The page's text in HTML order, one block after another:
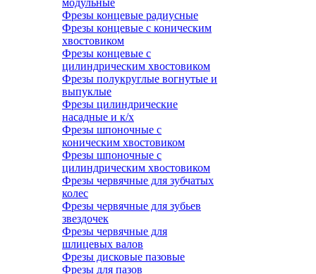
модульные
Фрезы концевые радиусные
Фрезы концевые с коническим
хвостовиком
Фрезы концевые с
цилиндрическим хвостовиком
Фрезы полукруглые вогнутые и
выпуклые
Фрезы цилиндрические
насадные и к/х
Фрезы шпоночные с
коническим хвостовиком
Фрезы шпоночные с
цилиндрическим хвостовиком
Фрезы червячные для зубчатых
колес
Фрезы червячные для зубьев
звездочек
Фрезы червячные для
шлицевых валов
Фрезы дисковые пазовые
Фрезы для пазов